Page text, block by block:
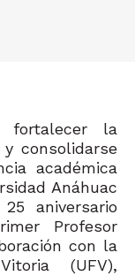
la
consolidarse
académica
Anáhuac
aniversario
Profesor
con la
(UFV),